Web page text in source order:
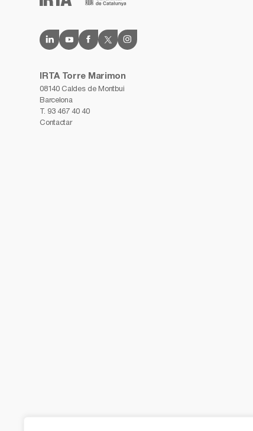
IRTA Torre Marimon
08140 Caldes de Montbui
Barcelona
T. 93 467 40 40
Contactar